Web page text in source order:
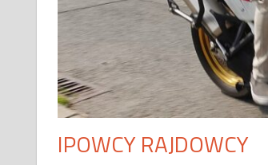
IPOWCY RAJDOWCY